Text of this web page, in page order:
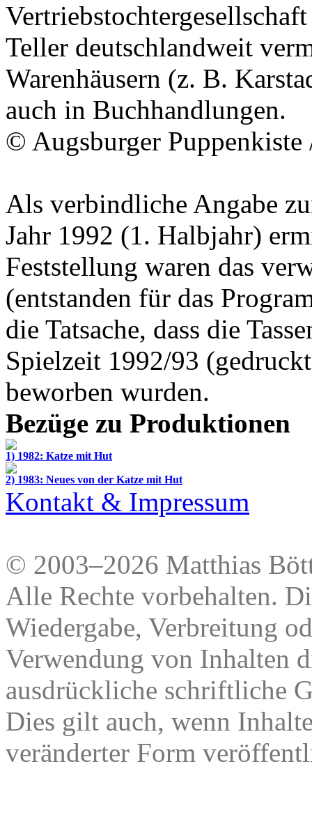
Teller deutschlandweit
Warenhäusern (z. B.
auch in Buchhandlungen.
© Augsburger Puppenkiste
Als verbindliche Angabe
Jahr 1992 (1. Halbjahr)
Feststellung waren das
(entstanden für das
die Tatsache, dass die
Spielzeit 1992/93
beworben wurden.
Bezüge zu Produktionen
1) 1982: Katze mit Hut
2) 1983: Neues von der Katze mit Hut
Kontakt & Impressum
© 2003–2026 Matthias
Alle Rechte vorbehalten.
Wiedergabe, Verbreitung
Verwendung von Inhalten
ausdrückliche schriftliche
Dies gilt auch, wenn
veränderter Form